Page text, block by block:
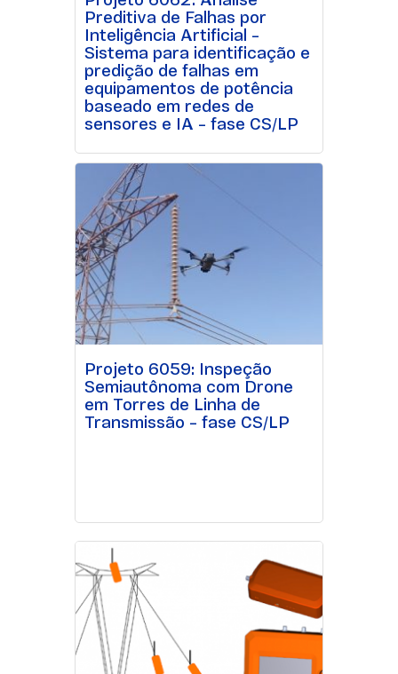
Preditiva de Falhas por
Inteligência Artificial –
Sistema para identificação e
predição de falhas em
equipamentos de potência
baseado em redes de
sensores e IA – fase CS/LP
Projeto 6059: Inspeção
Semiautônoma com Drone
em Torres de Linha de
Transmissão – fase CS/LP